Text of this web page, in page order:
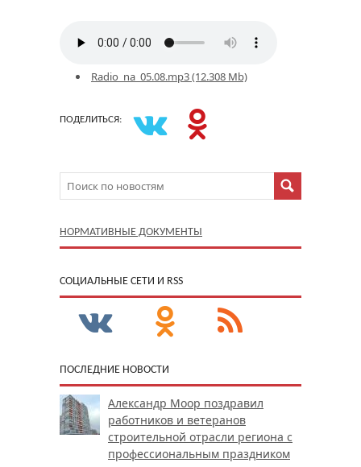
Radio_na_05.08.mp3 (12.308 Mb)
ПОДЕЛИТЬСЯ:
НОРМАТИВНЫЕ ДОКУМЕНТЫ
CОЦИАЛЬНЫЕ СЕТИ И RSS
ПОСЛЕДНИЕ НОВОСТИ
Александр Моор поздравил
работников и ветеранов
строительной отрасли региона с
профессиональным праздником